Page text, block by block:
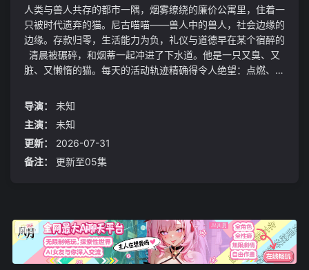
人类与兽人共存的都市一隅，烟雾缭绕的廉价公寓里，住着一
只被时代遗弃的猫。尼古喵喵——兽人中的兽人，社会边缘的
边缘。存款归零，生活能力为负，礼仪与道德早在某个宿醉的
清晨被碾碎，和烟蒂一起冲进了下水道。他是一只又臭、又
脏、又懒惰的猫。每天的活动轨迹精确得令人绝望：点燃、深
积，既无意义，也无意图改变。然而，在这团污浊的烟雾中，
落，或许是那群同样废渣却莫名可爱的猫猫同伴——一群让人
根本无法讨厌的，废渣们的烟雾缭绕日常。
导演：
未知
主演：
未知
更新：
2026-07-31
备注：
更新至05集